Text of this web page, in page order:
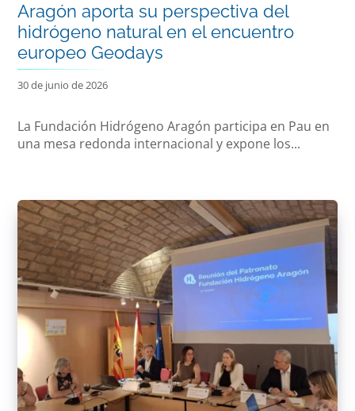
Aragón aporta su perspectiva del
hidrógeno natural en el encuentro
europeo Geodays
30 de junio de 2026
La Fundación Hidrógeno Aragón participa en Pau en
una mesa redonda internacional y expone los...